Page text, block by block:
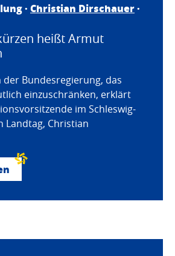
· Christian Dirschauer·
heißt Armut
der Bundesregierung, das
einzuschränken, erklärt
im Schleswig-
Landtag, Christian